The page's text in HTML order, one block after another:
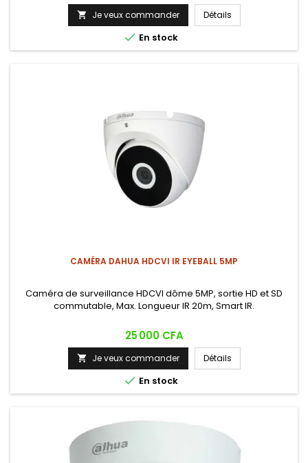
 Je veux commander Détails
 En stock
CAMÉRA DAHUA HDCVI IR EYEBALL 5MP
Caméra de surveillance HDCVI dôme 5MP, sortie HD et SD
commutable, Max. Longueur IR 20m, Smart IR.
Prix
25 000 CFA
 Je veux commander Détails
 En stock